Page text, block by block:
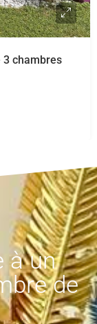
3 chambres
à un
de